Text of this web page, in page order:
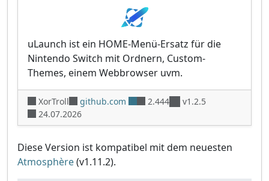
uLaunch ist ein HOME-Menü-Ersatz für die
Nintendo Switch mit Ordnern, Custom-
Themes, einem Webbrowser uvm.
XorTroll github.com 2.444
v1.2.5
24.07.2026
Diese Version ist kompatibel mit dem neuesten
Atmosphère(v1.11.2).